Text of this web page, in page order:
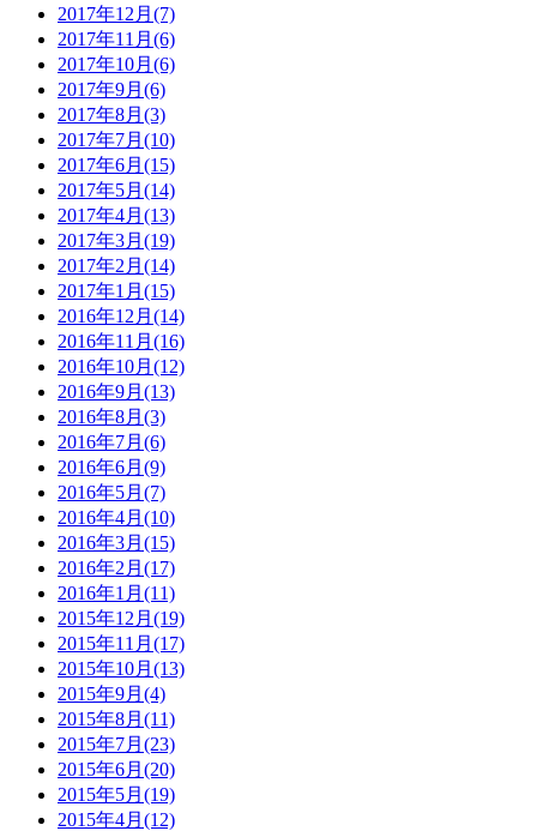
2017年12月(7)
2017年11月(6)
2017年10月(6)
2017年9月(6)
2017年8月(3)
2017年7月(10)
2017年6月(15)
2017年5月(14)
2017年4月(13)
2017年3月(19)
2017年2月(14)
2017年1月(15)
2016年12月(14)
2016年11月(16)
2016年10月(12)
2016年9月(13)
2016年8月(3)
2016年7月(6)
2016年6月(9)
2016年5月(7)
2016年4月(10)
2016年3月(15)
2016年2月(17)
2016年1月(11)
2015年12月(19)
2015年11月(17)
2015年10月(13)
2015年9月(4)
2015年8月(11)
2015年7月(23)
2015年6月(20)
2015年5月(19)
2015年4月(12)